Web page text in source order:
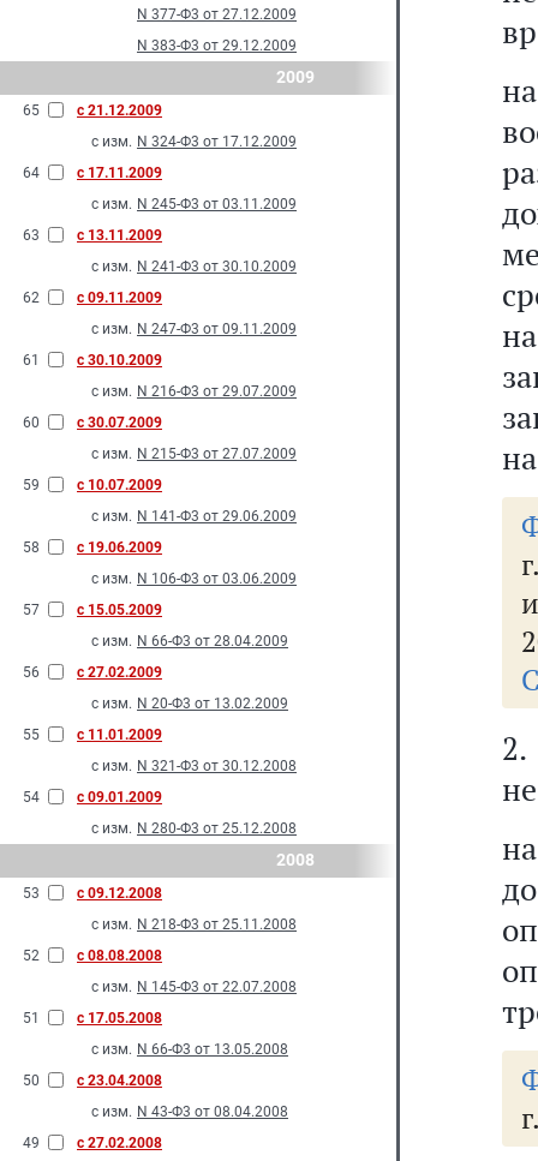
N 377-Ф3 от 27.12.2009
N 383-Ф3 от 29.12.2009
2009
65
с 21.12.2009
с изм. N 324-Ф3 от 17.12.2009
64
с 17.11.2009
с изм. N 245-Ф3 от 03.11.2009
63
с 13.11.2009
с изм. N 241-Ф3 от 30.10.2009
62
с 09.11.2009
с изм. N 247-Ф3 от 09.11.2009
61
с 30.10.2009
с изм. N 216-Ф3 от 29.07.2009
60
с 30.07.2009
с изм. N 215-Ф3 от 27.07.2009
59
с 10.07.2009
с изм. N 141-Ф3 от 29.06.2009
58
с 19.06.2009
с изм. N 106-Ф3 от 03.06.2009
57
с 15.05.2009
с изм. N 66-Ф3 от 28.04.2009
56
с 27.02.2009
с изм. N 20-Ф3 от 13.02.2009
55
с 11.01.2009
с изм. N 321-Ф3 от 30.12.2008
54
с 09.01.2009
с изм. N 280-Ф3 от 25.12.2008
2008
53
с 09.12.2008
с изм. N 218-Ф3 от 25.11.2008
52
с 08.08.2008
с изм. N 145-Ф3 от 22.07.2008
51
с 17.05.2008
с изм. N 66-Ф3 от 13.05.2008
50
с 23.04.2008
с изм. N 43-Ф3 от 08.04.2008
49
с 27.02.2008